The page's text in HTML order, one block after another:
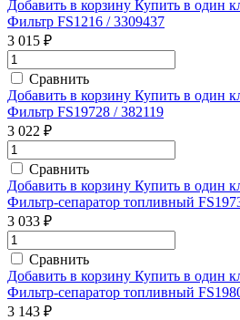
Добавить в корзину Купить в один
Фильтр FS1216 / 3309437
3 015 ₽
Сравнить
Добавить в корзину Купить в один
Фильтр FS19728 / 382119
3 022 ₽
Сравнить
Добавить в корзину Купить в один
Фильтр-сепаратор топливный
3 033 ₽
Сравнить
Добавить в корзину Купить в один
Фильтр-сепаратор топливный
3 143 ₽